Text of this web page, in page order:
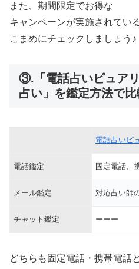
また、期間限定でお得な
キャンペーンが実施されてい
こまめにチェックしましょう♪
③.「電話占いピュア
占い」を鑑定方法で比
電話占いピ
電話鑑定 固定電話、
メール鑑定 対応占い師
チャット鑑定 ーーー
どちらも固定電話・携帯電話